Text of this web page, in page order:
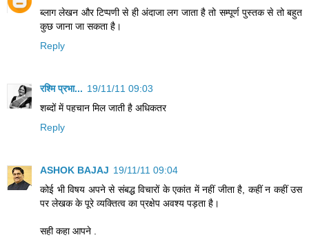
ब्‍लाग लेखन और टिप्‍पणी से ही अंदाजा लग जाता है तो सम्‍पूर्ण पुस्‍तक से तो ब‍हुत
कुछ जाना जा सकता है।
Reply
रश्मि प्रभा... 19/11/11 09:03
शब्दों में पहचान मिल जाती है अधिकतर
Reply
ASHOK BAJAJ 19/11/11 09:04
कोई भी विषय अपने से संबद्ध विचारों के एकांत में नहीं जीता है, कहीं न कहीं उस
पर लेखक के पूरे व्यक्तित्व का प्रक्षेप अवश्य पड़ता है।
सही कहा आपने .